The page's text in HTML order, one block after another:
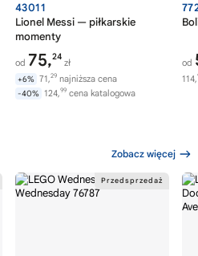
43011
Lionel Messi — piłkarskie
momenty
od 75,24
zł
+6% 71,29 najniższa cena
-40% 124,99 cena katalogowa
od
114,
Zobacz więcej